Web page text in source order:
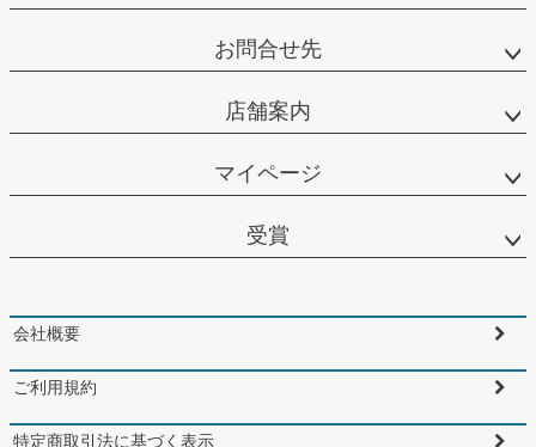
お問合せ先
店舗案内
マイページ
受賞
会社概要
ご利用規約
特定商取引法に基づく表示